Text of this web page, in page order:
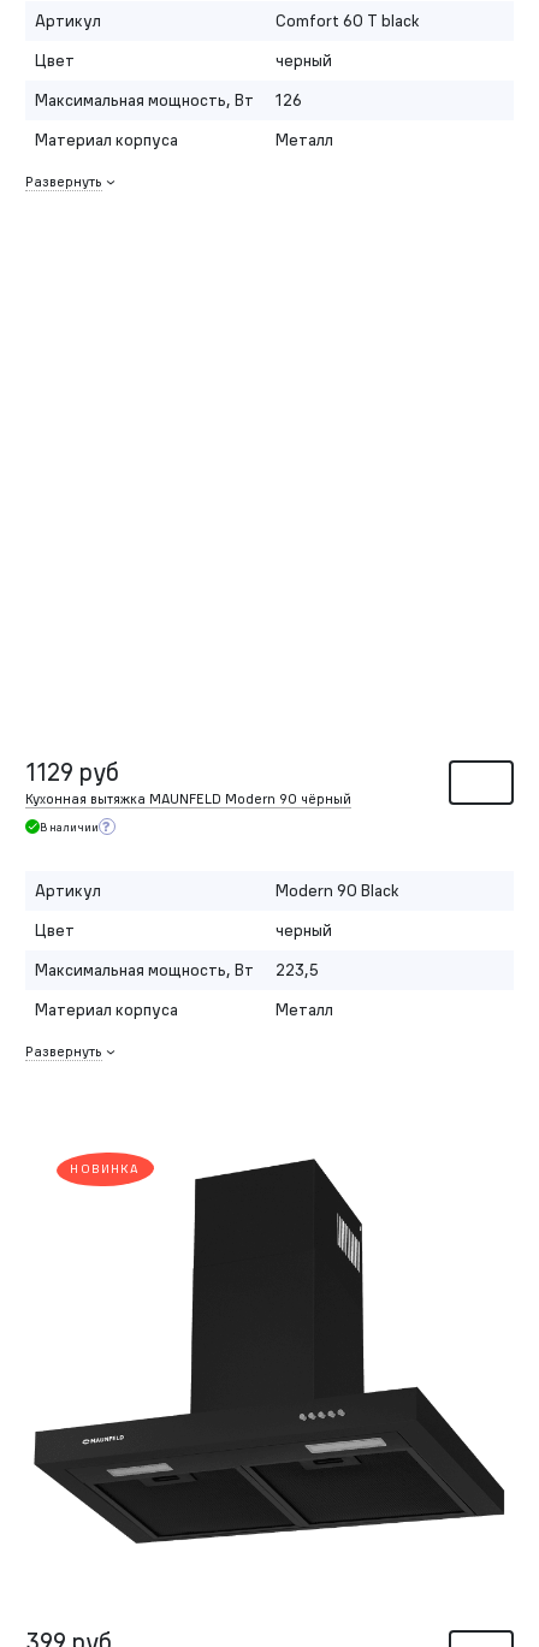
Артикул
Comfort 60 T black
Цвет
черный
Максимальная мощность, Вт
126
Материал корпуса
Металл
Развернуть
1129 руб
Кухонная вытяжка MAUNFELD Modern 90 чёрный
В наличии
Артикул
Modern 90 Black
Цвет
черный
Максимальная мощность, Вт
223,5
Материал корпуса
Металл
Развернуть
НОВИНКА